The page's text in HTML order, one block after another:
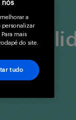
para
nós
a
personalizar
mais
do site.
tudo